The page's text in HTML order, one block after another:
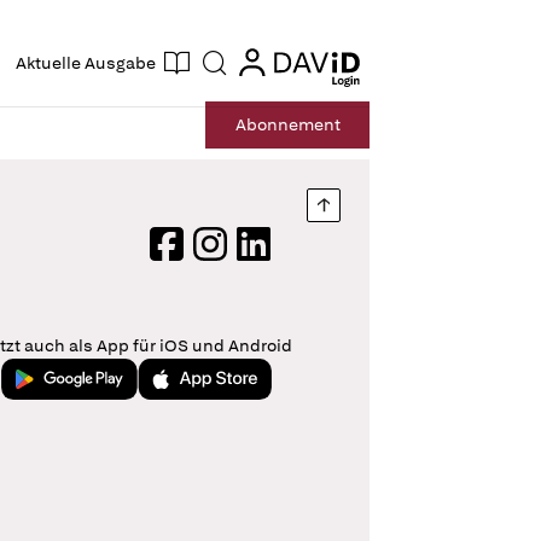
Aktuelle Ausgabe Suche login
login
Abonnement
Nach oben springen
FacebookInstagram
LinkedIn
auch als App für iOS und Android
Jetzt bei Google PlayLaden im App Store